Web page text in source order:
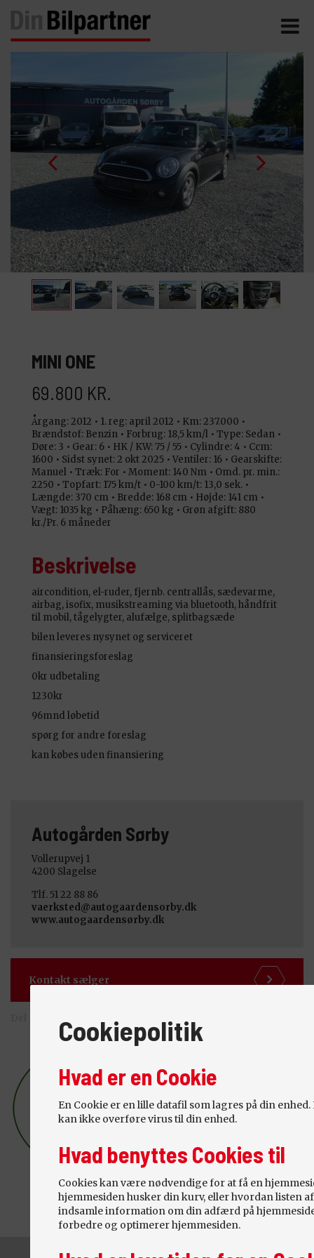
MINI ONE
69.800 KR.
Årgang: 2012 • 1. reg: april 2012 • Km: 237.000 •
Brændstof: Benzin • Forbrug: 18,5 km/l • Type: Sedan •
Døre: 3 • Gear: 6 • HK / KW: 75 / 55 • Cylindre: 4 • Ccm:
1600 • Sidst synet: 2 okt 2025 • Ventiler: 16 • Gearskifte:
Manuel • Træk: For • Moment: 140 Nm • Omd. pr. min.:
2250 • Topfart: 175 km/t • 0-100 km/t: 13,0 sek. •
Længde: 370 cm • Bredde: 168 cm • Højde: 141 cm •
Vægt: 1035 kg • Påhæng: 650 kg • Grøn afgift: 880
kr./Pr. 6 måneder
Beskrivelse
aircondition, el-ruder, fjernb. centrallås, sædevarme,
airbag, isofix, musikstreaming via bluetooth, håndfrit
til mobil, tågelygter, alufælge, splitbagsæde
bilen leveres nysynet og serviceret
finansieringsforeslag
0kr udbetaling
1230kr
96mnd løbetid
spørg for andre foreslag
kan købes uden finansiering
Autogården Sørby
Vollerupvej 1
4200 Slagelse
Tlf. 51 22 88 86
vaerksted@autogaardensorby.dk
www.autogaardensørby.dk
Kontakt sælger
Cookiepolitik
Hvad er en Cookie
En Cookie er en lille datafil som lagres på din
kan ikke overføre virus til din enhed.
Hvad benyttes Cookies til
Cookies kan være nødvendige for at få en
hjemmesiden husker din kurv, eller hvordan listen
indsamle information om din adfærd på
forbedre og optimerer hjemmesiden.